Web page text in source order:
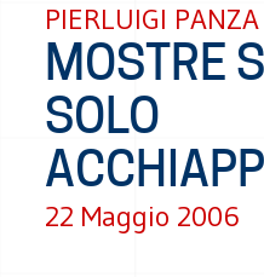
PIERLUIGI PANZA
MOSTRE
SOLO
22 Maggio 2006